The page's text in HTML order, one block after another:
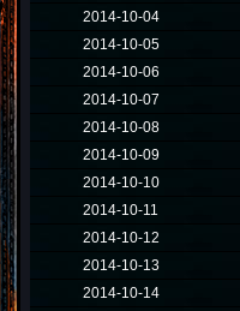
2014-10-04
2014-10-05
2014-10-06
2014-10-07
2014-10-08
2014-10-09
2014-10-10
2014-10-11
2014-10-12
2014-10-13
2014-10-14